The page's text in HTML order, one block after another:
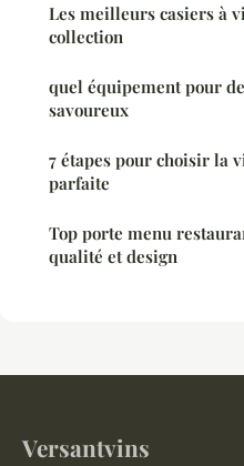
Les meilleurs casiers à
collection
quel équipement pour
savoureux
7 étapes pour choisir la
parfaite
Top porte menu
qualité et design
Versantvins